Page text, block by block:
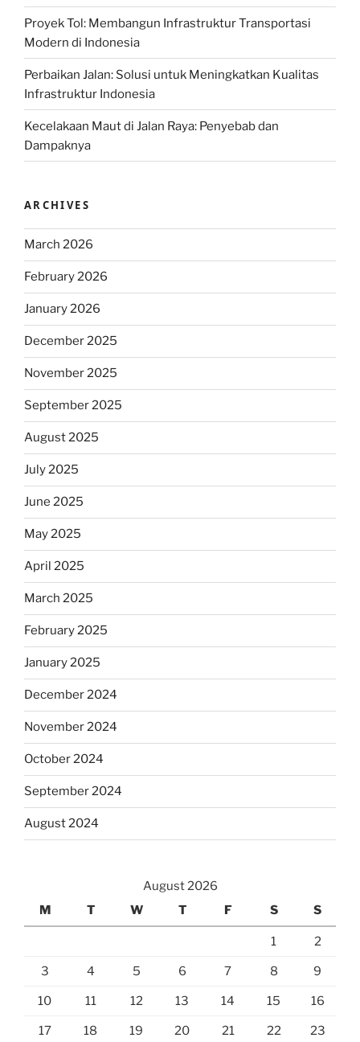
Proyek Tol: Membangun Infrastruktur Transportasi
Modern di Indonesia
Perbaikan Jalan: Solusi untuk Meningkatkan Kualitas
Infrastruktur Indonesia
Kecelakaan Maut di Jalan Raya: Penyebab dan
Dampaknya
ARCHIVES
March 2026
February 2026
January 2026
December 2025
November 2025
September 2025
August 2025
July 2025
June 2025
May 2025
April 2025
March 2025
February 2025
January 2025
December 2024
November 2024
October 2024
September 2024
August 2024
August 2026
M
T W T F S S
1 2
3 4 5 6 7 8 9
10 11 12 13 14 15 16
17 18 19 20 21 22 23